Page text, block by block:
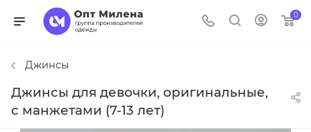
0
Джинсы
Джинсы для девочки, оригинальные,
с манжетами (7-13 лет)